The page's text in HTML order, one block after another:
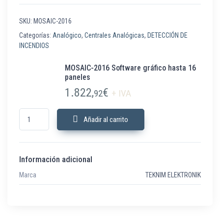
SKU: MOSAIC-2016
Categorías: Analógico, Centrales Analógicas, DETECCIÓN DE
INCENDIOS
MOSAIC-2016 Software gráfico hasta 16
paneles
1.822,92€ + IVA
MOSAIC-2016 Software gráfico hasta 16 paneles cantidad
Añadir al carrito
Información adicional
Marca TEKNIM ELEKTRONIK